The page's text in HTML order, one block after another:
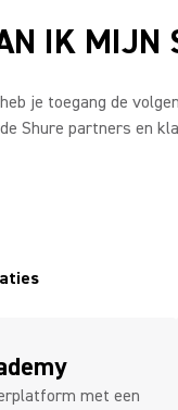
IK MIJN
heb je toegang de
Shure partners en
met een